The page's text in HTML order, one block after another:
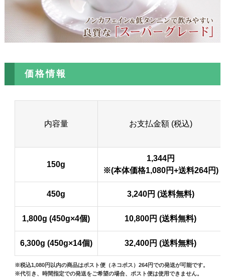
価格情報
内容量 お支払金額 (税込)
150g
1,344円
※(本体価格1,080円+送料264円)
450g 3,240円 (送料無料)
1,800g (450g×4個) 10,800円 (送料無料)
6,300g (450g×14個) 32,400円 (送料無料)
※税込1,080円以内の商品はポスト便（ネコポス）264円での発送が可能です。
※代引き、時間指定での発送をご希望の場合、ポスト便は使用できません。